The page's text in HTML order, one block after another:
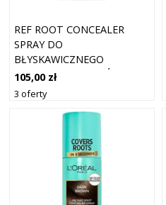
REF ROOT CONCEALER
SPRAY DO
BŁYSKAWICZNEGO
RETUSZU ODROSTÓW
ODCIEŃ DARK BLONDE 100
105,00 zł
3 oferty